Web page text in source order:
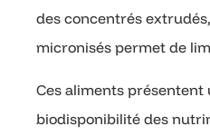
des concentrés
micronisés permet de
Ces aliments présentent
biodisponibilité des